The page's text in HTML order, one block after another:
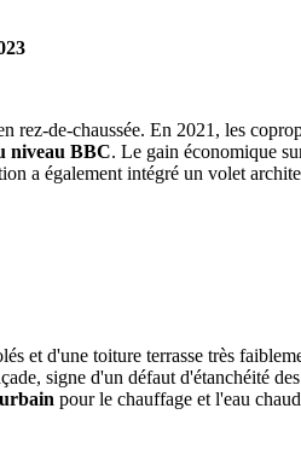
de-chaussée. En 2021, les
niveau BBC. Le gain économique
a également intégré un volet
et d'une toiture terrasse très
signe d'un défaut d'étanchéité
pour le chauffage et l'eau